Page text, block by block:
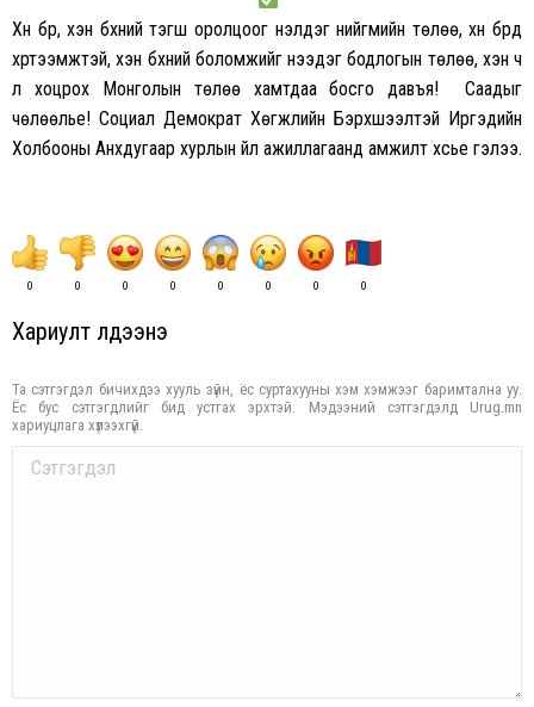
Хүн бүр, хэн бүхний тэгш оролцоог үнэлдэг нийгмийн төлөө, хүн бүрд
хүртээмжтэй, хэн бүхний боломжийг нээдэг бодлогын төлөө, хэн ч
үл хоцрох Монголын төлөө хамтдаа босго давъя! Саадыг
чөлөөлье! Социал Демократ Хөгжлийн Бэрхшээлтэй Иргэдийн
Холбооны Анхдугаар хурлын үйл ажиллагаанд амжилт хүсье гэлээ.
0 0 0 0 0 0 0 0
Хариулт үлдээнэ үү
Та сэтгэгдэл бичихдээ хууль зүйн, ёс суртахууны хэм хэмжээг баримтална уу.
Ёс бус сэтгэгдлийг бид устгах эрхтэй. Мэдээний сэтгэгдэлд Urug.mn
хариуцлага хүлээхгүй.
Comment